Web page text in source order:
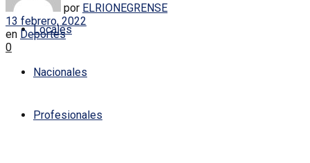
Locales
Nacionales
Profesionales
por ELRIONEGRENSE
13 febrero, 2022
en Deportes
0